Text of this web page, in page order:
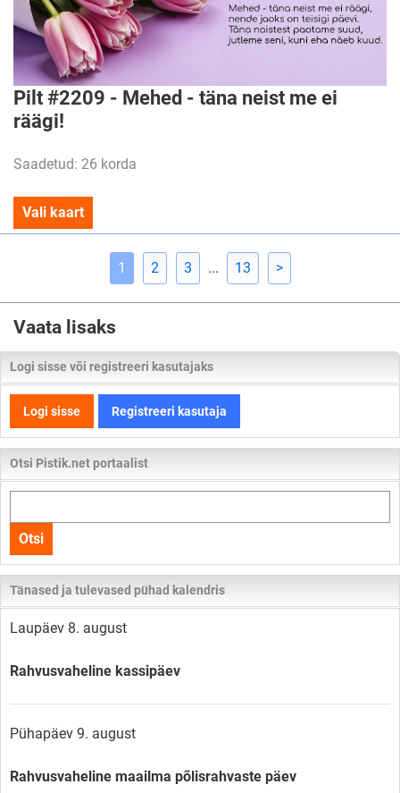
Pilt #2209 - Mehed - täna neist me ei
räägi!
Saadetud: 26 korda
Vali kaart
1 2 3 ... 13 >
Vaata lisaks
Logi sisse või registreeri kasutajaks
Logi sisse Registreeri kasutaja
Otsi Pistik.net portaalist
kogu
lehelt
Otsi
Tänased ja tulevased pühad kalendris
Laupäev 8. august
Rahvusvaheline kassipäev
Pühapäev 9. august
Rahvusvaheline maailma põlisrahvaste päev